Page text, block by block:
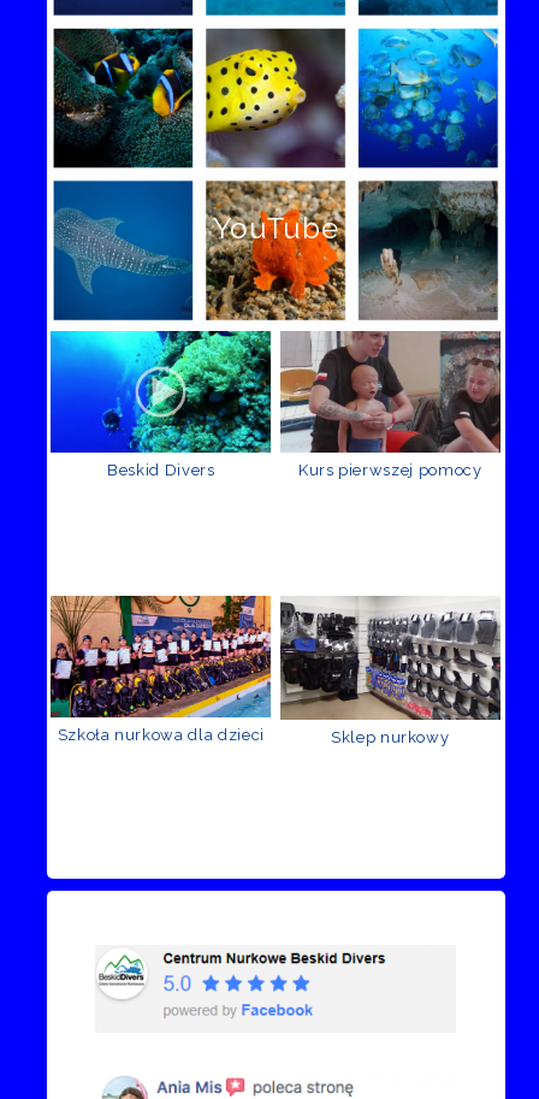
YouTube
Beskid Divers Kurs pierwszej pomocy
Szkoła nurkowa dla dzieci Sklep nurkowy